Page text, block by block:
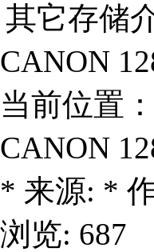
其它存储
CANON
当前位置：
CANON
* 来源: *
浏览: 687